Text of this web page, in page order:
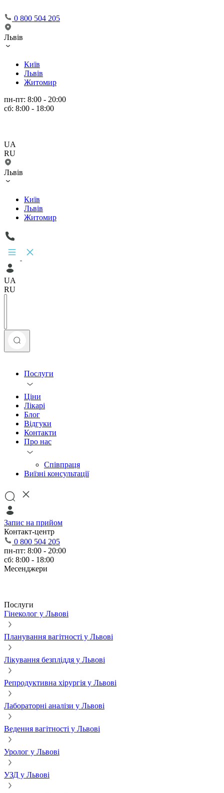
0 800 504 205
Львів
Київ
Львів
Житомир
пн-пт: 8:00 - 20:00
сб: 8:00 - 18:00
UA
RU
Львів
Київ
Львів
Житомир
UA
RU
Послуги
Ціни
Лікарі
Блог
Відгуки
Контакти
Про нас
Співпраця
Виїзні консультації
Запис на прийом
Контакт-центр
0 800 504 205
пн-пт: 8:00 - 20:00
сб: 8:00 - 18:00
Месенджери
Послуги
Гінеколог у Львові
Планування вагітності у Львові
Лікування безпліддя у Львові
Репродуктивна хірургія у Львові
Лабораторні аналізи у Львові
Ведення вагітності у Львові
Уролог у Львові
УЗД у Львові